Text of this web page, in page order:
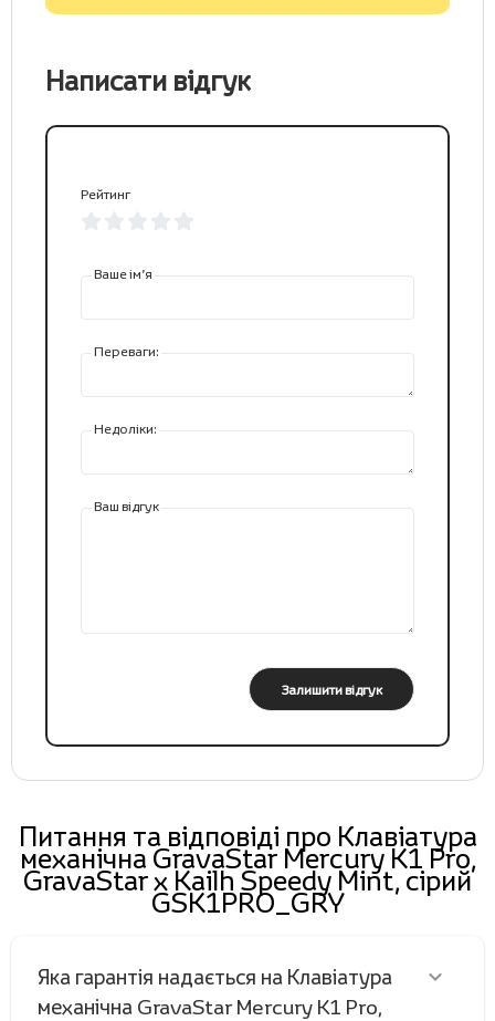
Написати відгук
Рейтинг
Ваше ім’я
Переваги:
Недоліки:
Ваш відгук
Залишити відгук
Питання та відповіді про Клавіатура
механічна GravaStar Mercury K1 Pro,
GravaStar x Kailh Speedy Mint, сірий
GSK1PRO_GRY
Яка гарантія надається на Клавіатура
механічна GravaStar Mercury K1 Pro,